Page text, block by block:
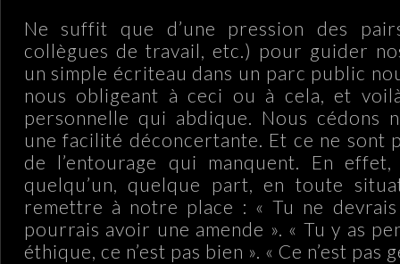
Ne suffit que d’une pression des
collègues de travail, etc.) pour guider
un simple écriteau dans un parc public
nous obligeant à ceci ou à cela, et
personnelle qui abdique. Nous cédons
une facilité déconcertante. Et ce ne sont
de l’entourage qui manquent. En
quelqu’un, quelque part, en toute
remettre à notre place : « Tu ne
pourrais avoir une amende ». « Tu y as
éthique, ce n’est pas bien ». « Ce n’est pas